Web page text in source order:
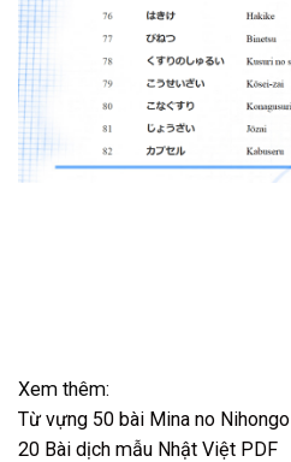
Xem thêm:
Từ vựng 50 bài Mina no Nihongo
20 Bài dịch mẫu Nhật Việt PDF